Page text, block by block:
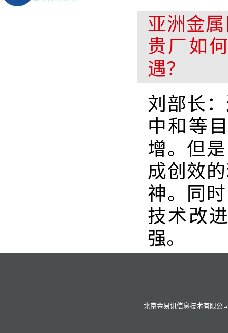
亚洲金
贵厂如
遇？
刘部长
中和等
增。但
成创效
神。同
技术改
强。
北京金易讯信息技术有限公